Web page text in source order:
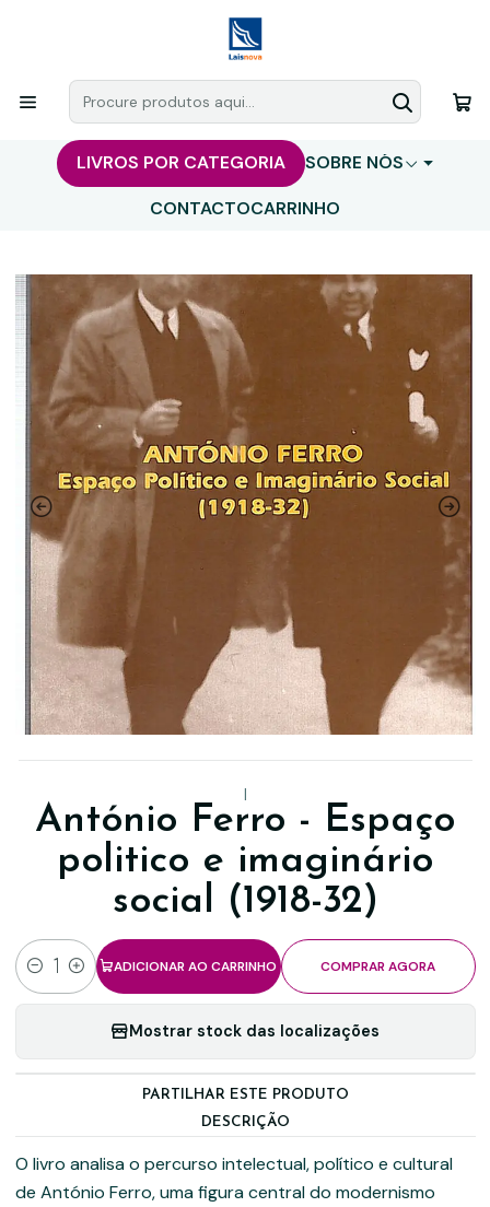
LIVROS POR CATEGORIA
SOBRE NÓS
CONTACTOCARRINHO
|
António Ferro - Espaço
politico e imaginário
social (1918-32)
Quantidade
ADICIONAR AO CARRINHO COMPRAR AGORA
Mostrar stock das localizações
PARTILHAR ESTE PRODUTO
DESCRIÇÃO
O livro analisa o percurso intelectual, político e cultural
de António Ferro, uma figura central do modernismo